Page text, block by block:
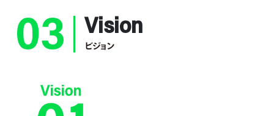
03 Vision
ビジョン